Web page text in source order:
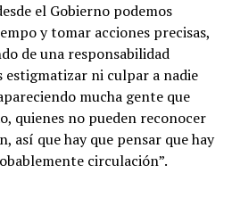
el Gobierno podemos
y tomar acciones precisas,
de una responsabilidad
estigmatizar ni culpar a nadie
mucha gente que
quienes no pueden reconocer
así que hay que pensar que hay
circulación”.